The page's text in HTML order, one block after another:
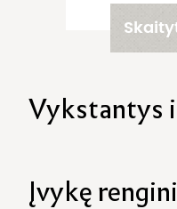
Vykstantys
Įvykę